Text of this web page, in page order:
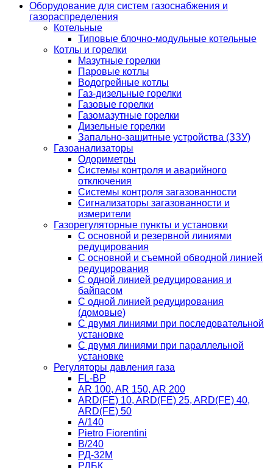
Оборудование для систем газоснабжения и
газораспределения
Котельные
Типовые блочно-модульные котельные
Котлы и горелки
Мазутные горелки
Паровые котлы
Водогрейные котлы
Газ-дизельные горелки
Газовые горелки
Газомазутные горелки
Дизельные горелки
Запально-защитные устройства (ЗЗУ)
Газоанализаторы
Одориметры
Системы контроля и аварийного
отключения
Системы контроля загазованности
Сигнализаторы загазованности и
измерители
Газорегуляторные пункты и установки
С основной и резервной линиями
редуцирования
С основной и съемной обводной линией
редуцирования
С одной линией редуцирования и
байпасом
С одной линией редуцирования
(домовые)
С двумя линиями при последовательной
установке
C двумя линиями при параллельной
установке
Регуляторы давления газа
FL-BP
AR 100, AR 150, AR 200
ARD(FE) 10, ARD(FE) 25, ARD(FE) 40,
ARD(FE) 50
A/140
Рietro Fiorentini
B/240
РД-32М
РДБК